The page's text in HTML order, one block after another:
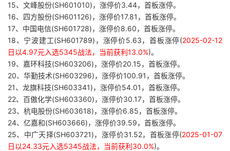
15、文峰股份(SH601010)，涨停价3.44，首板涨停。
16、四方股份(SH601126)，涨停价17.81，首板涨停。
17、中国电信(SH601728)，涨停价8.60，首板涨停。
18、宁波建工(SH601789)，涨停价5.63，首板涨停(2025-02-12
日以4.97元入选5345战法，当前获利13.0%)。
19、嘉环科技(SH603206)，涨停价20.15，首板涨停。
20、华勤技术(SH603296)，涨停价100.91，首板涨停。
21、龙旗科技(SH603341)，涨停价54.01，首板涨停。
22、百傲化学(SH603360)，涨停价30.17，首板涨停。
23、杭电股份(SH603618)，涨停价6.85，首板涨停。
24、亿嘉和(SH603666)，涨停价39.59，首板涨停。
25、中广天择(SH603721)，涨停价31.52，首板涨停(2025-01-07
日以24.33元入选5345战法，当前获利30.0%)。